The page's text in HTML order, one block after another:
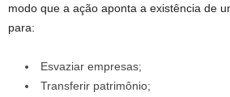
modo que a ação aponta a existência de
para:
Esvaziar empresas;
Transferir patrimônio;